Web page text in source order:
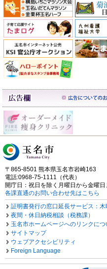
〒865-8501 熊本県玉名市岩崎163
電話:0968-75-1111（代表）
開庁日：祝日を除く月曜日から金曜
各課直通のお問い合わせ先はこちら
証明書発行の窓口延長サービス：木
夜間・休日納税相談（税務課）
玉名市ホームページへのリンクにつ
サイトマップ
ウェブアクセシビリティ
Foreign Language